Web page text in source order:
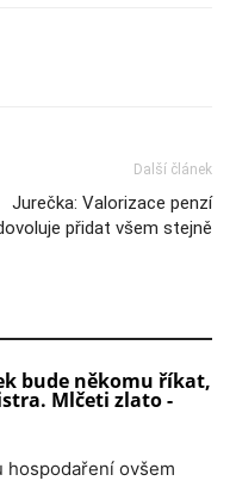
Další článek
Jurečka: Valorizace penzí
přidat všem stejně
bude někomu říkat,
Mlčeti zlato -
ovšem